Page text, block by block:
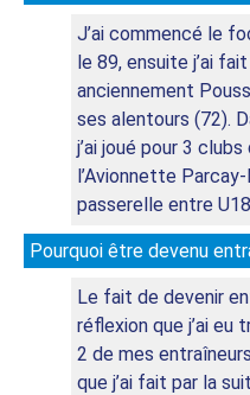
J’ai commencé le
le 89, ensuite j’ai
anciennement
ses alentours (72).
j’ai joué pour 3
l’Avionnette
passerelle entre
Pourquoi être devenu
Le fait de devenir
réflexion que j’ai eu
2 de mes
que j’ai fait par la